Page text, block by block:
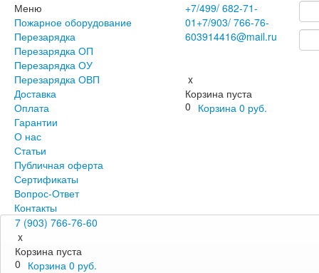
Меню
Пожарное оборудование
Перезарядка
Перезарядка ОП
Перезарядка ОУ
Перезарядка ОВП
Доставка
Оплата
Гарантии
О нас
Статьи
Публичная оферта
Сертификаты
Вопрос-Ответ
Контакты
+7/499/ 682-71-
01 +7/903/ 766-76-
603914416@mail.ru
x
Корзина пуста
0 Корзина 0 руб.
7 (903) 766-76-60
x
Корзина пуста
0 Корзина 0 руб.